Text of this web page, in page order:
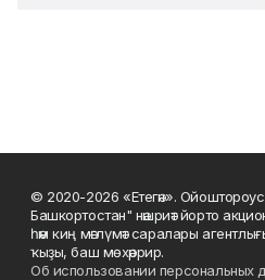
© 2020-2026 «Етегән».
Башкортостан" нәшриәт йорто
һәм киң мәғлүмәт саралары
ҡыҙы, баш мөхәррир.
Об использовании персональных